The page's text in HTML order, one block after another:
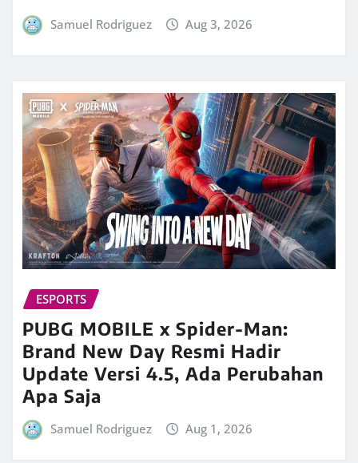
Samuel Rodriguez Aug 3, 2026
ESPORTS
PUBG MOBILE x Spider-Man:
Brand New Day Resmi Hadir
Update Versi 4.5, Ada Perubahan
Apa Saja
Samuel Rodriguez Aug 1, 2026